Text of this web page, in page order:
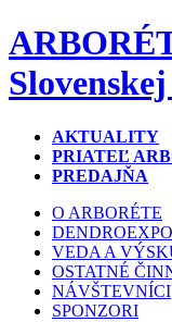
AKTUALITY
PRIATEĽ
PREDAJŇA
O ARBORÉTE
VEDA A
OSTATNÉ
NÁVŠTEVNÍCI
SPONZORI